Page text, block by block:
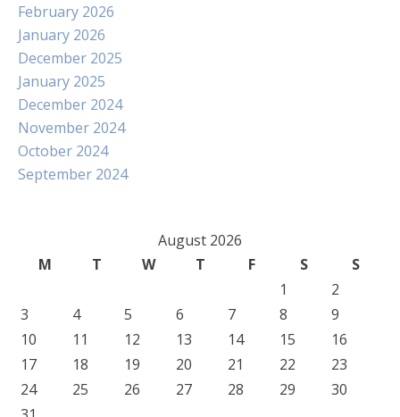
February 2026
January 2026
December 2025
January 2025
December 2024
November 2024
October 2024
September 2024
August 2026
M
T W T F S
S
1
2
3
4 5 6 7 8
9
10
11 12 13 14 15
16
17
18 19 20 21 22
23
24
25 26 27 28 29
30